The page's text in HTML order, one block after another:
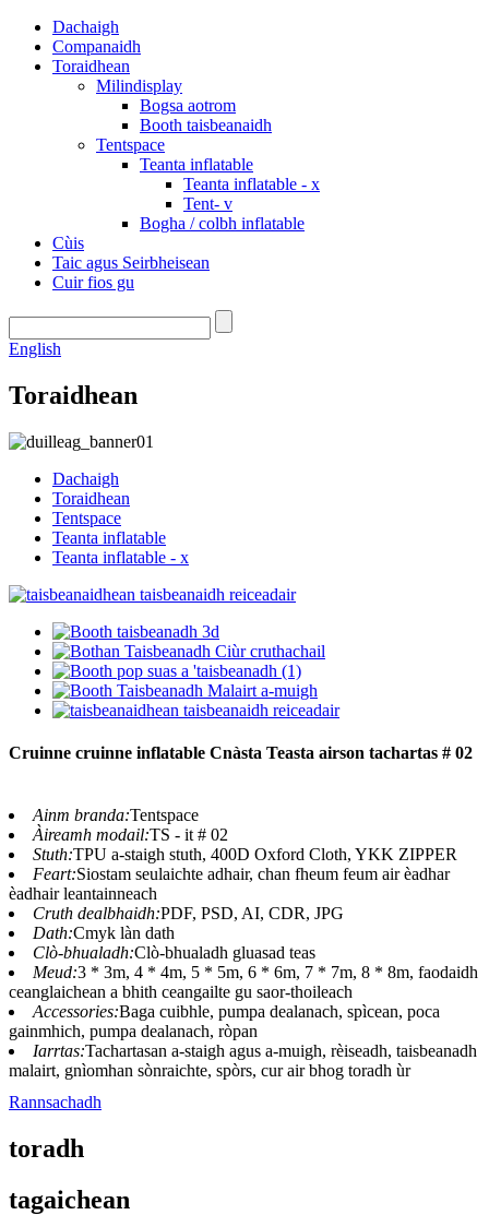
Dachaigh
Companaidh
Toraidhean
Milindisplay
Bogsa aotrom
Booth taisbeanaidh
Tentspace
Teanta inflatable
Teanta inflatable - x
Tent- v
Bogha / colbh inflatable
Cùis
Taic agus Seirbheisean
Cuir fios gu
English
Toraidhean
Dachaigh
Toraidhean
Tentspace
Teanta inflatable
Teanta inflatable - x
Cruinne cruinne inflatable Cnàsta Teasta airson tachartas # 02
Ainm branda:Tentspace
Àireamh modail:TS - it # 02
Stuth:TPU a-staigh stuth, 400D Oxford Cloth, YKK ZIPPER
Feart:Siostam seulaichte adhair, chan fheum feum air èadhar
èadhair leantainneach
Cruth dealbhaidh:PDF, PSD, AI, CDR, JPG
Dath:Cmyk làn dath
Clò-bhualadh:Clò-bhualadh gluasad teas
Meud:3 * 3m, 4 * 4m, 5 * 5m, 6 * 6m, 7 * 7m, 8 * 8m, faodaidh
ceanglaichean a bhith ceangailte gu saor-thoileach
Accessories:Baga cuibhle, pumpa dealanach, spìcean, poca
gainmhich, pumpa dealanach, ròpan
Iarrtas:Tachartasan a-staigh agus a-muigh, rèiseadh, taisbeanadh
malairt, gnìomhan sònraichte, spòrs, cur air bhog toradh ùr
Rannsachadh
toradh
tagaichean